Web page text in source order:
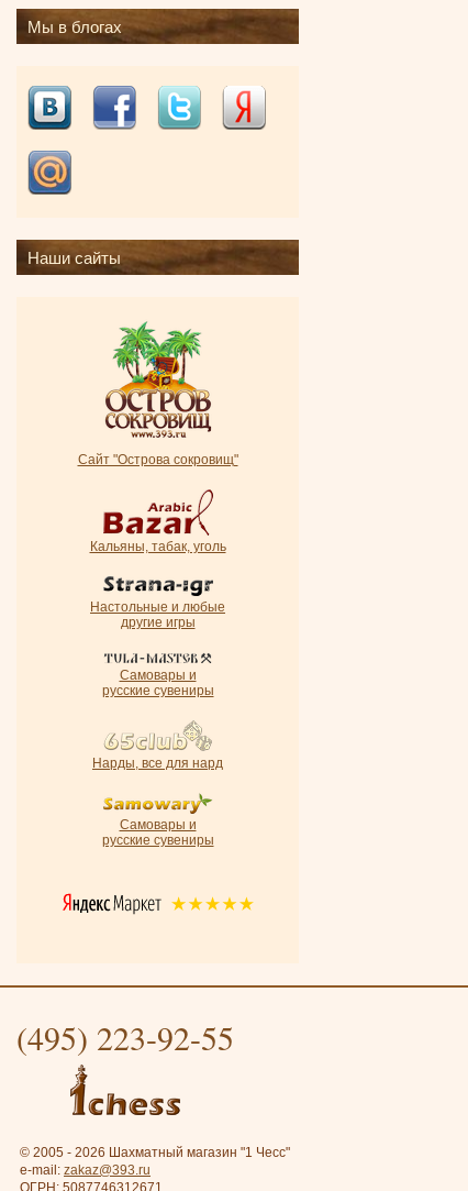
Мы в блогах
Наши сайты
Сайт "Острова сокровищ"
Кальяны, табак, уголь
Настольные и любые
другие игры
Самовары и
русские сувениры
Нарды, все для нард
Самовары и
русские сувениры
(495) 223-92-55
© 2005 - 2026 Шахматный магазин "1 Чесс"
e-mail: zakaz@393.ru
ОГРН: 5087746312671